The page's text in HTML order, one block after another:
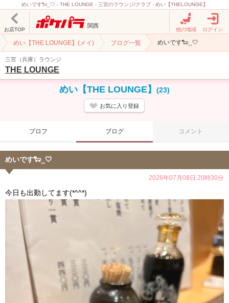
めいです🐑⸒⸒‎🤍 - THE LOUNGE - 三宮のラウンジ/クラブ - めい【THELOUNGE】
お店TOP
関西
他の地域 ログイン
めい【THE LOUNGE】(メイ) ブログ一覧 めいです🐑⸒⸒‎🤍
三宮（兵庫）ラウンジ
THE LOUNGE
めい【THE LOUNGE】 (23)
お気に入り登録
プロフ ブログ コメント
めいです🐑⸒⸒‎🤍
2026年07月08日 20時30分
今日も出勤してます(*^^*)